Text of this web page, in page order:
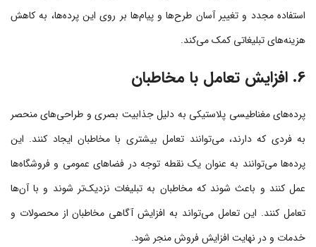
استفاده مجدد و تغییر آسان طرح‌ها و پیام‌ها بر روی این پرده‌ها، به کاهش
هزینه‌های تبلیغاتی کمک می‌کند.
6. افزایش تعامل با مخاطبان
پرده‌های مغناطیسی پلاستیکی به دلیل جذابیت بصری و طراحی‌های منحصر
به فردی که دارند، می‌توانند تعامل بیشتری با مخاطبان ایجاد کنند. این
پرده‌ها می‌توانند به عنوان یک نقطه توجه در فضاهای عمومی و فروشگاه‌ها
عمل کنند و باعث شوند که مخاطبان به تبلیغات نزدیک‌تر شوند و با آن‌ها
تعامل کنند. این تعامل می‌تواند به افزایش آگاهی مخاطبان از محصولات و
خدمات و در نهایت افزایش فروش منجر شود.